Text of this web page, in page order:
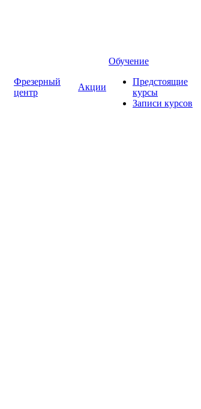
Фрезерный
центр
Акции
Обучение
Предстоящие
курсы
Записи курсов